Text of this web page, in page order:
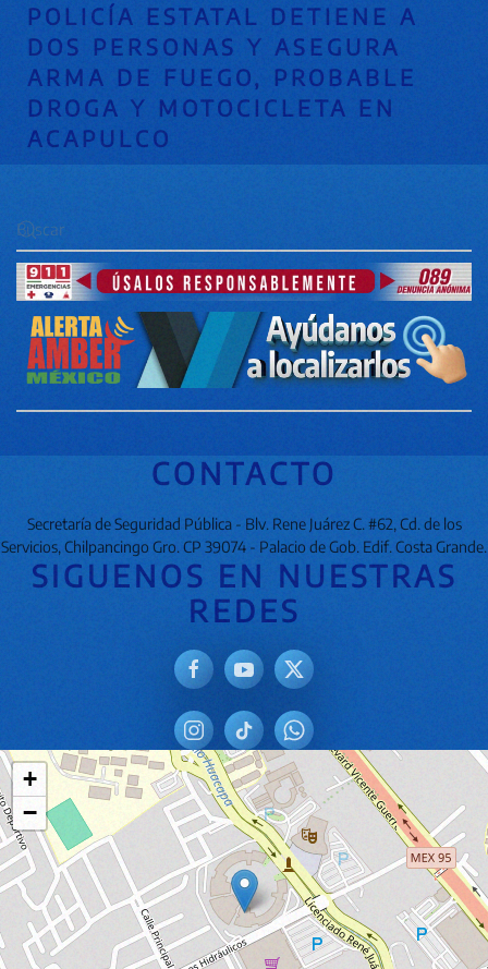
POLICÍA ESTATAL DETIENE A
DOS PERSONAS Y ASEGURA
ARMA DE FUEGO, PROBABLE
DROGA Y MOTOCICLETA EN
ACAPULCO
CONTACTO
Secretaría de Seguridad Pública - Blv. Rene Juárez C. #62, Cd. de los
Servicios, Chilpancingo Gro. CP 39074 - Palacio de Gob. Edif. Costa Grande.
SIGUENOS EN NUESTRAS
REDES
+
−